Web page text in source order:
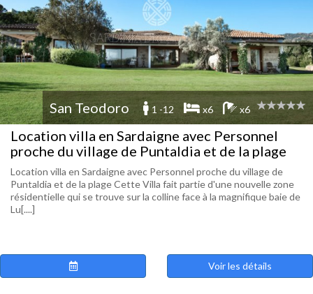
San Teodoro 1 -12 x6 x6
Location villa en Sardaigne avec Personnel
proche du village de Puntaldia et de la plage
Location villa en Sardaigne avec Personnel proche du village de
Puntaldia et de la plage Cette Villa fait partie d'une nouvelle zone
résidentielle qui se trouve sur la colline face à la magnifique baie de
Lu[....]
Voir les détails